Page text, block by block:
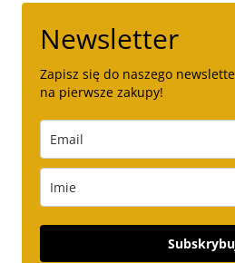
Newsletter
Zapisz się do naszego
na pierwsze zakupy!